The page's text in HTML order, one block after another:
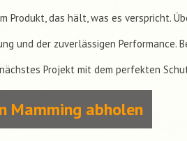
Produkt, das hält, was es verspricht.
und der zuverlässigen Performance.
Projekt mit dem perfekten
Mamming abholen